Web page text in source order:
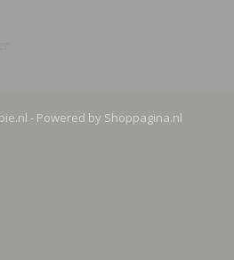
- Powered by Shoppagina.nl